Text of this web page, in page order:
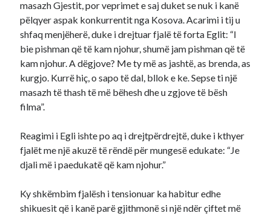
masazh Gjestit, por veprimet e saj duket se nuk i kanë
pëlqyer aspak konkurrentit nga Kosova. Acarimi i tij u
shfaq menjëherë, duke i drejtuar fjalë të forta Eglit: “I
bie pishman që të kam njohur, shumë jam pishman që të
kam njohur. A dëgjove? Me ty më as jashtë, as brenda, as
kurgjo. Kurrë hiç, o sapo të dal, bllok e ke. Sepse ti një
masazh të thash të më bëhesh dhe u zgjove të bësh
filma”.
Reagimi i Egli ishte po aq i drejtpërdrejtë, duke i kthyer
fjalët me një akuzë të rëndë për mungesë edukate: “Je
djali më i paedukatë që kam njohur.”
Ky shkëmbim fjalësh i tensionuar ka habitur edhe
shikuesit që i kanë parë gjithmonë si një ndër çiftet më